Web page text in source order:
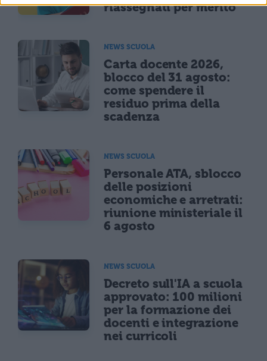
riassegnati per merito
NEWS SCUOLA
Carta docente 2026,
blocco del 31 agosto:
come spendere il
residuo prima della
scadenza
NEWS SCUOLA
Personale ATA, sblocco
delle posizioni
economiche e arretrati:
riunione ministeriale il
6 agosto
NEWS SCUOLA
Decreto sull'IA a scuola
approvato: 100 milioni
per la formazione dei
docenti e integrazione
nei curricoli